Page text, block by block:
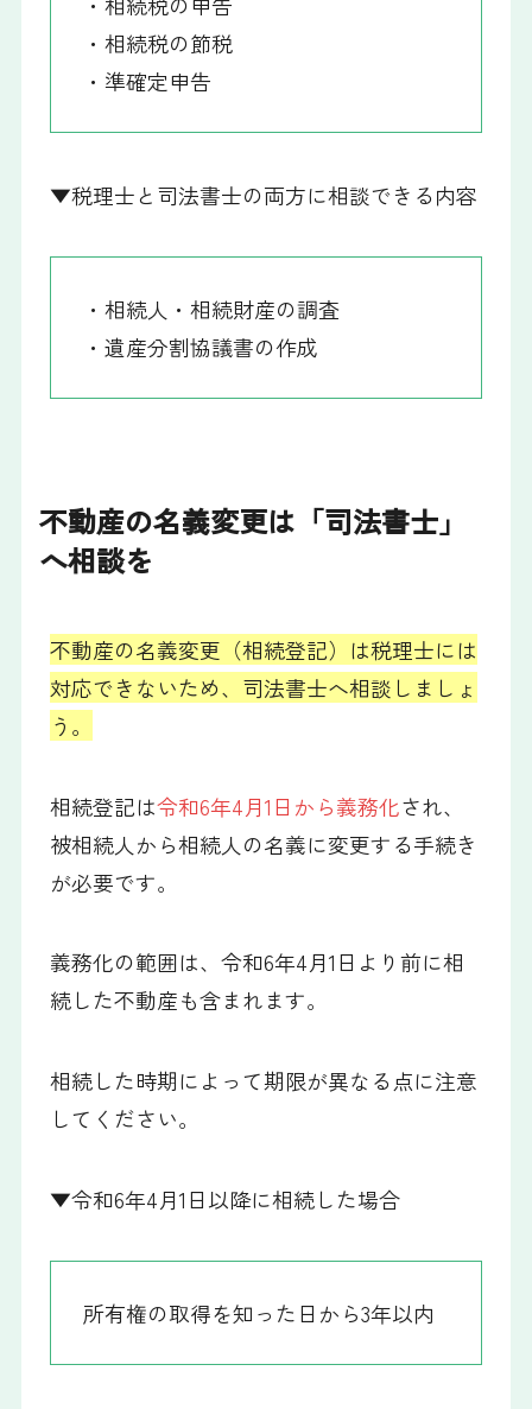
・相続税の節税
・準確定申告
▼税理士と司法書士の両方に相談できる内容
・相続人・相続財産の調査
・遺産分割協議書の作成
不動産の名義変更は「司法書士」
へ相談を
不動産の名義変更（相続登記）は税理士には
対応できないため、司法書士へ相談しましょ
う。
相続登記は令和6年4月1日から義務化され、
被相続人から相続人の名義に変更する手続き
が必要です。
義務化の範囲は、令和6年4月1日より前に相
続した不動産も含まれます。
相続した時期によって期限が異なる点に注意
してください。
▼令和6年4月1日以降に相続した場合
所有権の取得を知った日から3年以内